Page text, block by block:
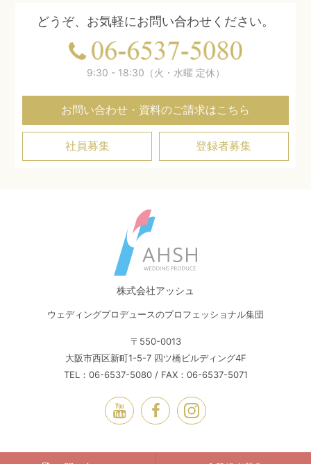
どうぞ、お気軽にお問い合わせください。
9:30 - 18:30（火・水曜 定休）
お問い合わせ・資料のご請求はこちら
社員募集 登録者募集
株式会社アッシュ
ウェディングプロデュースのプロフェッショナル集団
〒550-0013
大阪市西区新町1-5-7 四ツ橋ビルディング4F
TEL：06-6537-5080 / FAX：06-6537-5071